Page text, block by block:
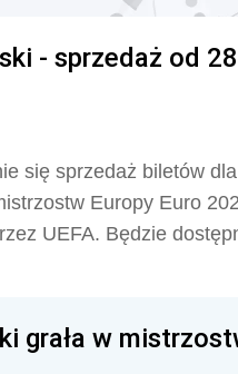
- sprzedaż od
się sprzedaż biletów
Europy Euro
UEFA. Będzie
grała w